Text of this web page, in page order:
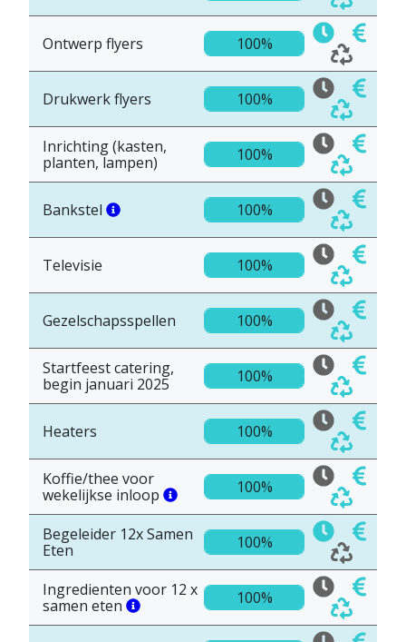
Ontwerp flyers 100%
Drukwerk flyers 100%
Inrichting (kasten,
planten, lampen)
100%
Bankstel 100%
Televisie 100%
Gezelschapsspellen 100%
Startfeest catering,
begin januari 2025
100%
Heaters 100%
Koffie/thee voor
wekelijkse inloop
100%
Begeleider 12x Samen
Eten
100%
Ingredienten voor 12 x
samen eten
100%